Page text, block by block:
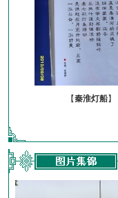
【秦淮灯船】